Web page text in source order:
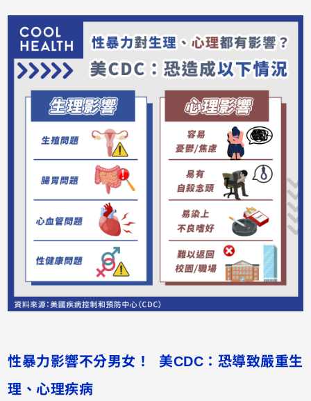
性暴力影響不分男女！ 美CDC：恐導致嚴重生
理、心理疾病